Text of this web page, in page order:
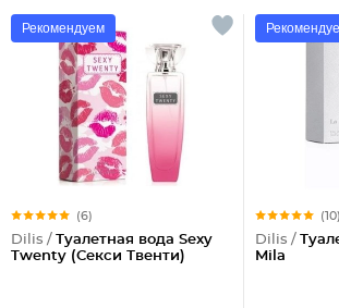
Рекомендуем
(6)
Dilis / Туалетная вода Sexy
Twenty (Секси Твенти)
(10)
Dilis /
Mila